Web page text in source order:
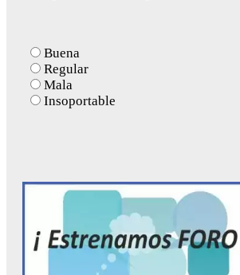
Buena
Regular
Mala
Insoportable